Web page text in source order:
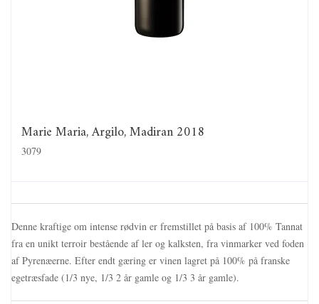
Marie Maria, Argilo, Madiran 2018
3079
Denne kraftige om intense rødvin er fremstillet på basis af 100% Tannat
fra en unikt terroir bestående af ler og kalksten, fra vinmarker ved foden
af Pyrenæerne. Efter endt gæring er vinen lagret på 100% på franske
egetræsfade (1/3 nye, 1/3 2 år gamle og 1/3 3 år gamle).